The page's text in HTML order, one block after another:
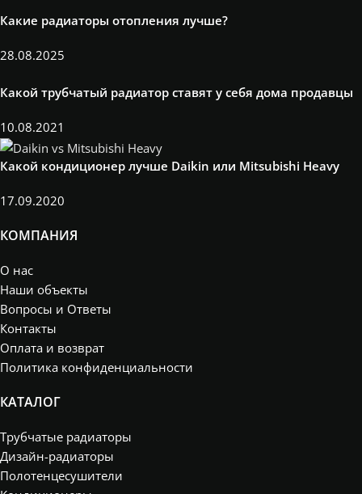
Какие радиаторы отопления лучше?
28.08.2025
Какой трубчатый радиатор ставят у себя дома продавцы
10.08.2021
Какой кондиционер лучше Daikin или Mitsubishi Heavy
17.09.2020
КОМПАНИЯ
О нас
Наши объекты
Вопросы и Ответы
Контакты
Оплата и возврат
Политика конфиденциальности
КАТАЛОГ
Трубчатые радиаторы
Дизайн-радиаторы
Полотенцесушители